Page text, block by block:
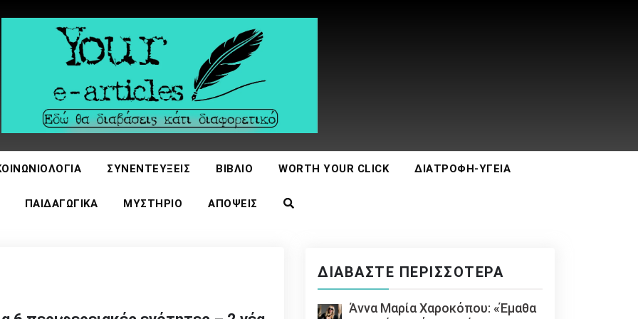
ΣΥΝΕΝΤΕΎΞΕΙΣ ΒΙΒΛΊΟ WORTH YOUR CLICK ΔΙΑΤΡΟΦΉ-ΥΓΕΊΑ
ΠΑΙΔΑΓΩΓΙΚΆ ΜΥΣΤΉΡΙΟ ΑΠΌΨΕΙΣ
ΔΙΑΒΆΣΤΕ ΠΕΡΙΣΣΌΤΕΡΑ
Άννα Μαρία Χαροκόπου: «Έμαθα